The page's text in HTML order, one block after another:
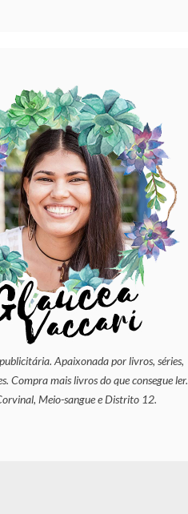
Apaixonada por livros, séries,
Compra mais livros do que consegue ler.
Meio-sangue e Distrito 12.